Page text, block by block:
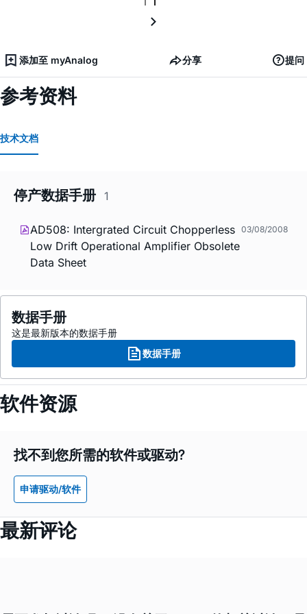
添加至 myAnalog 分享 提问
参考资料
技术文档
停产数据手册 1
AD508: Intergrated Circuit Chopperless
Low Drift Operational Amplifier Obsolete
Data Sheet
03/08/2008
数据手册
这是最新版本的数据手册
数据手册
软件资源
找不到您所需的软件或驱动?
申请驱动/软件
最新评论